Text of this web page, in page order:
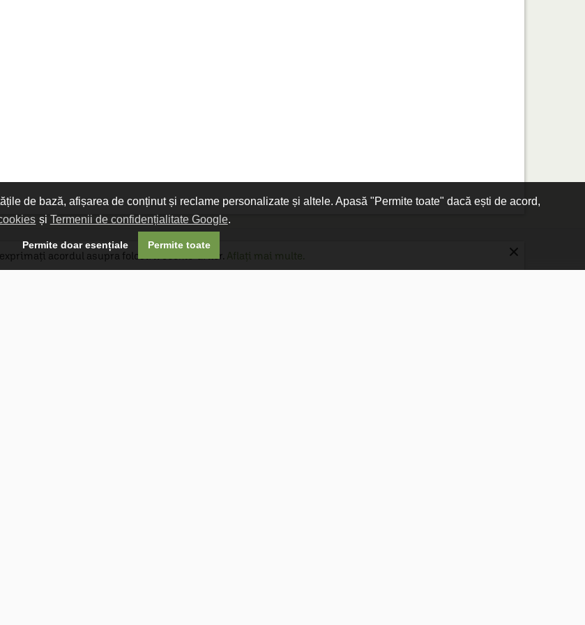
de bază, afișarea de conținut și reclame personalizate și altele. Apasă "Permite toate" dacă ești de acord,
și Termenii de confidențialitate Google.
Permite doar esențiale Permite toate
gratuită
acordul asupra folosirii cookie-urilor. Aflați mai multe. ×